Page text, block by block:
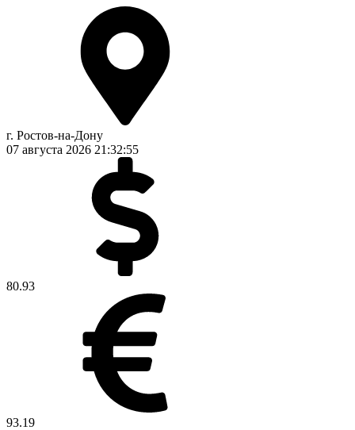
г. Ростов-на-Дону
07 августа 2026 21:32:55
80.93
93.19